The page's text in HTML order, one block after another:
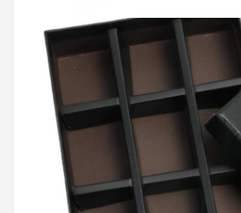
özel giyim ambalajı
elektronik ürün ambalajı
Kağıt hediye kutusu
Kağıt torba